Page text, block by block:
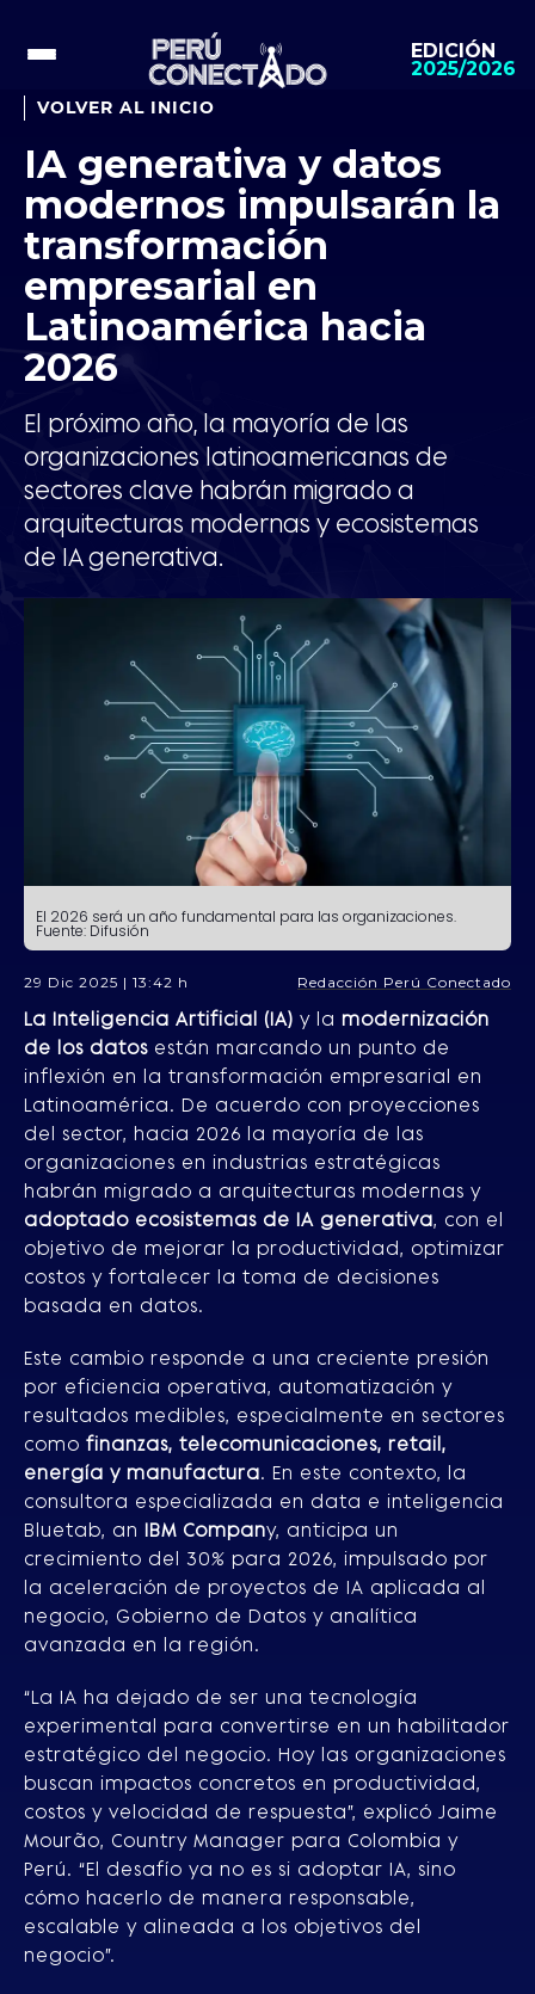
EDICIÓN
2025/2026
VOLVER AL INICIO
IA generativa y datos
modernos impulsarán la
transformación
empresarial en
Latinoamérica hacia
2026
El próximo año, la mayoría de las
organizaciones latinoamericanas de
sectores clave habrán migrado a
arquitecturas modernas y ecosistemas
de IA generativa.
El 2026 será un año fundamental para las organizaciones.
Fuente: Difusión
29 Dic 2025 | 13:42 h Redacción Perú Conectado
La Inteligencia Artificial (IA) y la modernización
de los datos están marcando un punto de
inflexión en la transformación empresarial en
Latinoamérica. De acuerdo con proyecciones
del sector, hacia 2026 la mayoría de las
organizaciones en industrias estratégicas
habrán migrado a arquitecturas modernas y
adoptado ecosistemas de IA generativa, con el
objetivo de mejorar la productividad, optimizar
costos y fortalecer la toma de decisiones
basada en datos.
Este cambio responde a una creciente presión
por eficiencia operativa, automatización y
resultados medibles, especialmente en sectores
como finanzas, telecomunicaciones, retail,
energía y manufactura. En este contexto, la
consultora especializada en data e inteligencia
Bluetab, an IBM Company, anticipa un
crecimiento del 30% para 2026, impulsado por
la aceleración de proyectos de IA aplicada al
negocio, Gobierno de Datos y analítica
avanzada en la región.
“La IA ha dejado de ser una tecnología
experimental para convertirse en un habilitador
estratégico del negocio. Hoy las organizaciones
buscan impactos concretos en productividad,
costos y velocidad de respuesta”, explicó Jaime
Mourão, Country Manager para Colombia y
Perú. “El desafío ya no es si adoptar IA, sino
cómo hacerlo de manera responsable,
escalable y alineada a los objetivos del
negocio”.